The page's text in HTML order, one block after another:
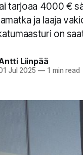
tarjoaa 4000 €
ja laaja
on
Liinpää
Jul 2025 —1 min read